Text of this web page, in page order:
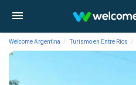
Welcome Argentina Turismo en Entre Ríos